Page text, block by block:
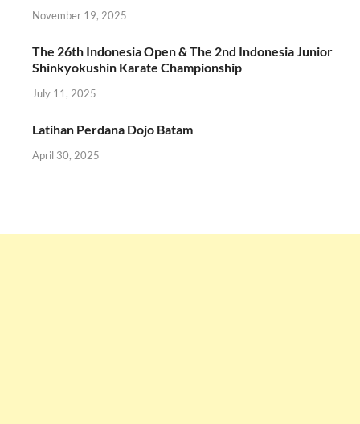
November 19, 2025
The 26th Indonesia Open & The 2nd Indonesia Junior
Shinkyokushin Karate Championship
July 11, 2025
Latihan Perdana Dojo Batam
April 30, 2025